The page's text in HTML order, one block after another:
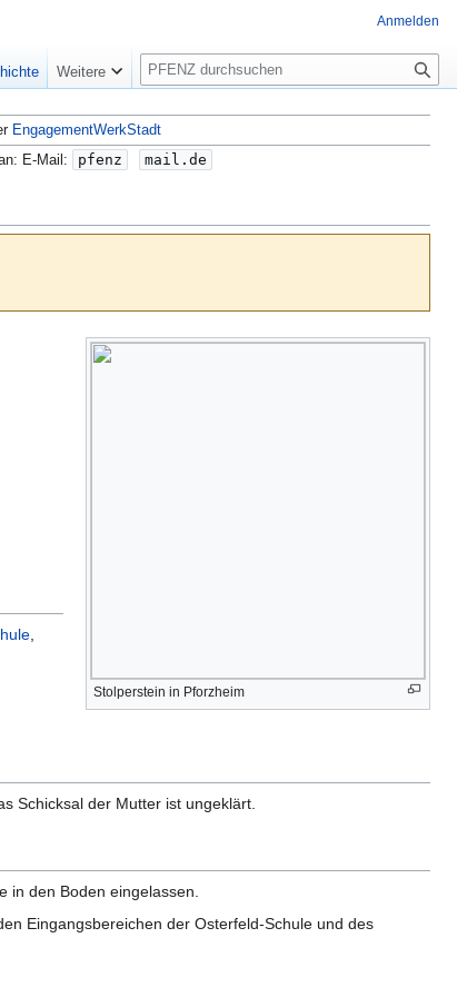
EngagementWerkStadt
E-Mail:
pfenz mail.de
Stolperstein in Pforzheim
,
Schicksal der Mutter ist ungeklärt.
in den Boden eingelassen.
Eingangsbereichen der Osterfeld-Schule und des
Anmelden
Weitere
S
u
c
h
e